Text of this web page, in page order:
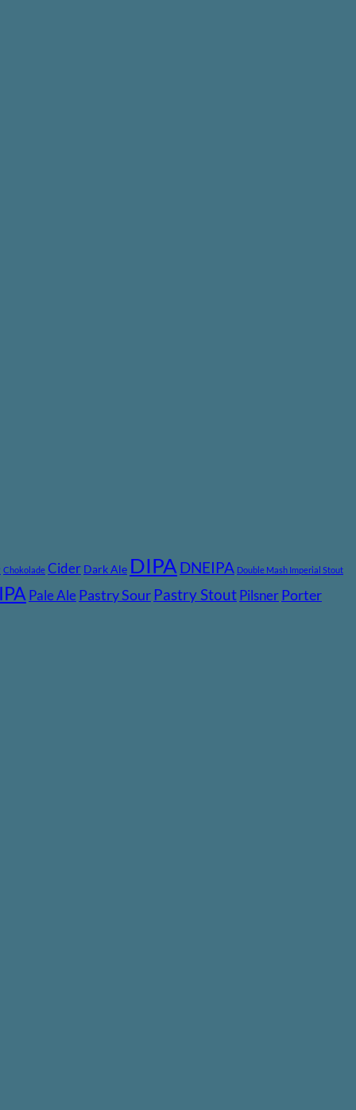
Chokolade Cider Dark Ale DIPA DNEIPA Double Mash Imperial Stout
Pale Ale Pastry Sour Pastry Stout Pilsner Porter